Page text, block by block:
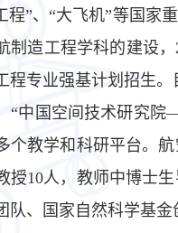
程”、“大飞机”等国家
制造工程学科的建设
程专业强基计划招生
“中国空间技术研究院
个教学和科研平台。
授10人，教师中博士
队、国家自然科学基